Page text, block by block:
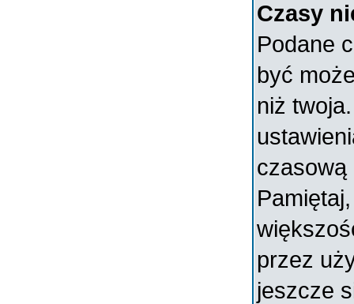
Czasy
Podane
być
niż
czasową
przez
jeszcze